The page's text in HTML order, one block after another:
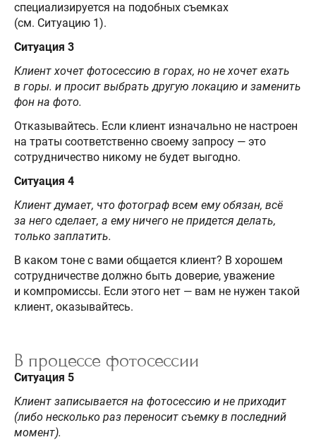
специализируется на подобных съемках
(см. Ситуацию 1).
Ситуация 3
Клиент хочет фотосессию в горах, но не хочет ехать
в горы. и просит выбрать другую локацию и заменить
фон на фото.
Отказывайтесь. Если клиент изначально не настроен
на траты соответственно своему запросу — это
сотрудничество никому не будет выгодно.
Ситуация 4
Клиент думает, что фотограф всем ему обязан, всё
за него сделает, а ему ничего не придется делать,
только заплатить.
В каком тоне с вами общается клиент? В хорошем
сотрудничестве должно быть доверие, уважение
и компромиссы. Если этого нет — вам не нужен такой
клиент, оказывайтесь.
В процессе фотосессии
Ситуация 5
Клиент записывается на фотосессию и не приходит
(либо несколько раз переносит съемку в последний
момент).